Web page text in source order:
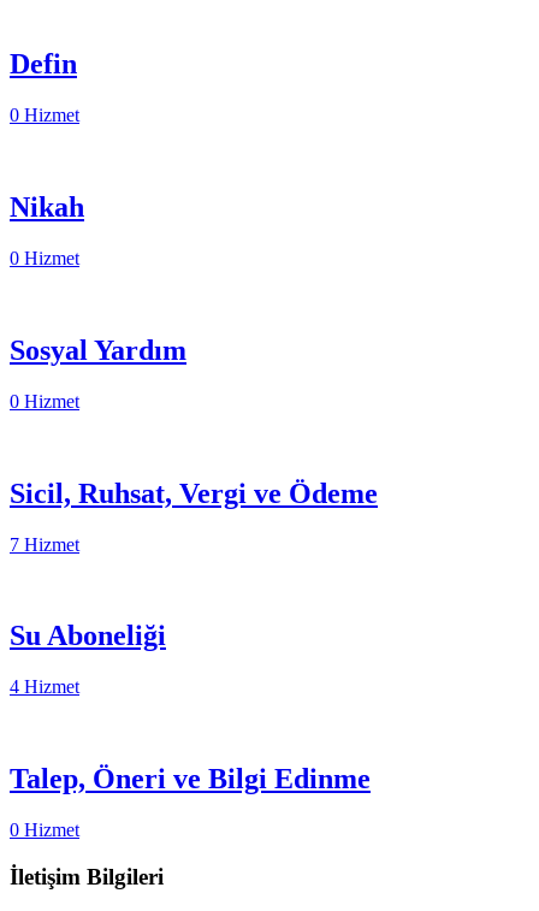
Defin
0 Hizmet
Nikah
0 Hizmet
Sosyal Yardım
0 Hizmet
Sicil, Ruhsat, Vergi ve Ödeme
7 Hizmet
Su Aboneliği
4 Hizmet
Talep, Öneri ve Bilgi Edinme
0 Hizmet
İletişim Bilgileri